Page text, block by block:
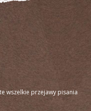
wszelkie przejawy pisania